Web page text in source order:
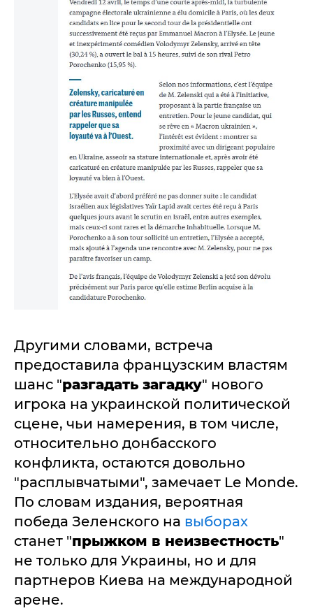
Другими словами, встреча
предоставила французским властям
шанс "разгадать загадку" нового
игрока на украинской политической
сцене, чьи намерения, в том числе,
относительно донбасского
конфликта, остаются довольно
"расплывчатыми", замечает Le Monde.
По словам издания, вероятная
победа Зеленского на выборах
станет "прыжком в неизвестность"
не только для Украины, но и для
партнеров Киева на международной
арене.